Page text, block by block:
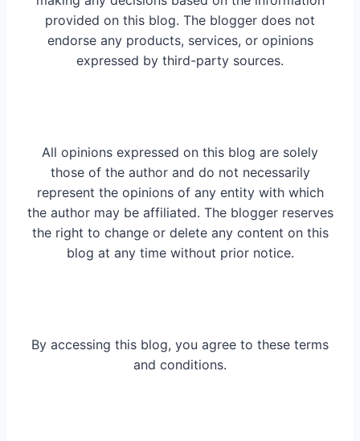
provided on this blog. The blogger does not
endorse any products, services, or opinions
expressed by third-party sources.
All opinions expressed on this blog are solely
those of the author and do not necessarily
represent the opinions of any entity with which
the author may be affiliated. The blogger reserves
the right to change or delete any content on this
blog at any time without prior notice.
By accessing this blog, you agree to these terms
and conditions.